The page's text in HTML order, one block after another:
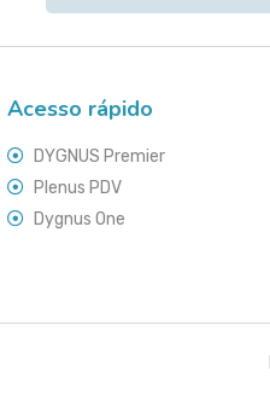
Acesso rápido
DYGNUS Premier
Plenus PDV
Dygnus One